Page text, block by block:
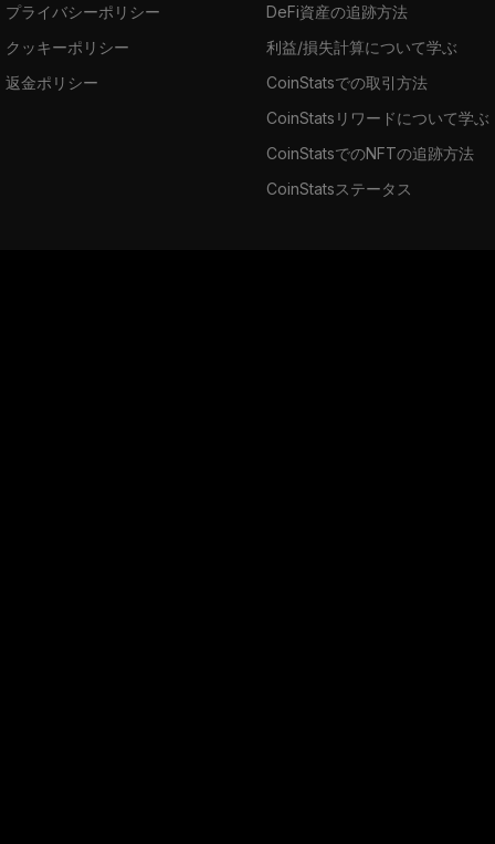
プライバシーポリシー
クッキーポリシー
返金ポリシー
DeFi資産の追跡方法
利益/損失計算について学ぶ
CoinStatsでの取引方法
CoinStatsリワードについて学ぶ
CoinStatsでのNFTの追跡方法
CoinStatsステータス